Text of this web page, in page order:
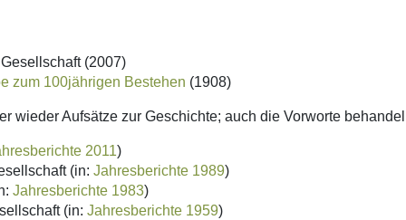
(2007)
zum 100jährigen Bestehen (1908)
wieder Aufsätze zur Geschichte; auch die Vorworte
2011)
(in: Jahresberichte 1989)
Jahresberichte 1983)
(in: Jahresberichte 1959)